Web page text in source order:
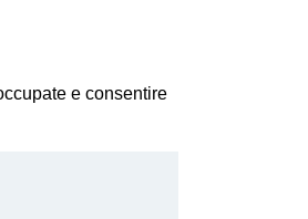
e consentire